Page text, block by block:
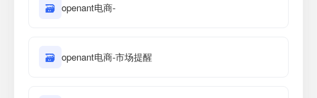
🗃 openant电商-
🗃 openant电商-市场提醒